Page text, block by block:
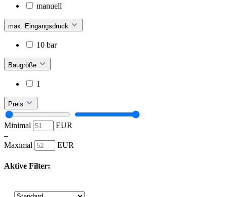
manuell
max. Eingangsdruck
10 bar
Baugröße
1
Preis
Minimal
EUR
–
Maximal
EUR
Aktive Filter: